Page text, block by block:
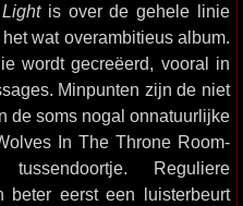
is over de gehele linie
wat overambitieus album.
wordt gecreëerd, vooral in
Minpunten zijn de niet
de soms nogal onnatuurlijke
In The Throne Room-
Reguliere
beter eerst een luisterbeurt